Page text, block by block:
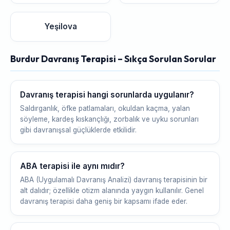
Yeşilova
Burdur Davranış Terapisi – Sıkça Sorulan Sorular
Davranış terapisi hangi sorunlarda uygulanır?
Saldırganlık, öfke patlamaları, okuldan kaçma, yalan
söyleme, kardeş kıskançlığı, zorbalık ve uyku sorunları
gibi davranışsal güçlüklerde etkilidir.
ABA terapisi ile aynı mıdır?
ABA (Uygulamalı Davranış Analizi) davranış terapisinin bir
alt dalıdır; özellikle otizm alanında yaygın kullanılır. Genel
davranış terapisi daha geniş bir kapsamı ifade eder.